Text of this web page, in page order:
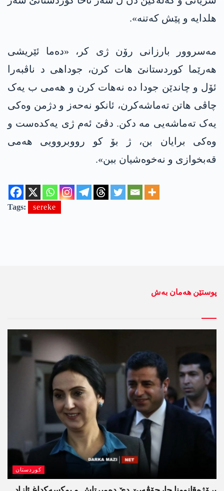
هلدایە و پێش کەتنە».
مەسروور بارزانی رۆن ژی کر، «دەما ئێریشی
هەرێما کوردستانێ هات کرن، جوداهی د ناڤبەرا
ئۆل و چاندێن جودا دە نەهات کرن و هەمی ب یەک
چاڤی هاتن تەماشەکرن، ئانکو نەحەز و دژمن وەکی
یەک تەماشەیی مە دکن. دڤێ ئەم ژی یەکدەست و
وەکی برایان بن، ژ بۆ کو رووبروویی هەمی
قەبخوازی و نەخوەشیان ببن».
Tags: sereke
پوستێن ھەمان بەش
کوردستان